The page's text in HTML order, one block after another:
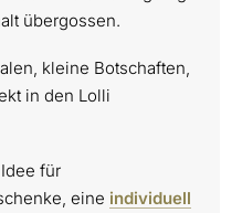
übergossen.
kleine Botschaften,
in den Lolli
für
eine individuell